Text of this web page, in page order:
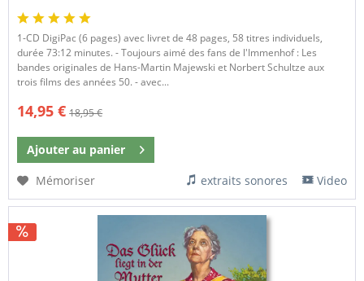
1-CD DigiPac (6 pages) avec livret de 48 pages, 58 titres individuels,
durée 73:12 minutes. - Toujours aimé des fans de l'Immenhof : Les
bandes originales de Hans-Martin Majewski et Norbert Schultze aux
trois films des années 50. - avec...
14,95 € 18,95 €
Ajouter au panier
Mémoriser
extraits sonores Video